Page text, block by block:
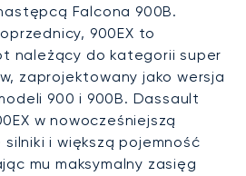
Falcona 900B.
900EX to
należący do kategorii super
zaprojektowany jako wersja
900 i 900B. Dassault
w nowocześniejszą
i większą pojemność
mu maksymalny zasięg